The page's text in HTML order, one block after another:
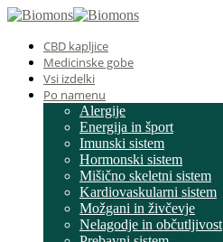
CBD kapljice
Medicinske gobe
Vsi izdelki
Po namenu
Alergije
Energija in šport
Imunski sistem
Hormonski sistem
Mišično skeletni sistem
Kardiovaskularni sistem
Možgani in živčevje
Nelagodje in občutljivost